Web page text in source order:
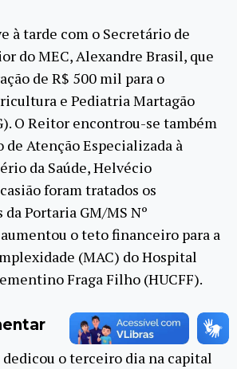
à tarde com o Secretário de
do MEC, Alexandre Brasil, que
de R$ 500 mil para o
e Pediatria Martagão
O Reitor encontrou-se também
Atenção Especializada à
da Saúde, Helvécio
foram tratados os
Portaria GM/MS Nº
o teto financeiro para a
(MAC) do Hospital
Fraga Filho (HUCFF).
dedicou o terceiro dia na capital